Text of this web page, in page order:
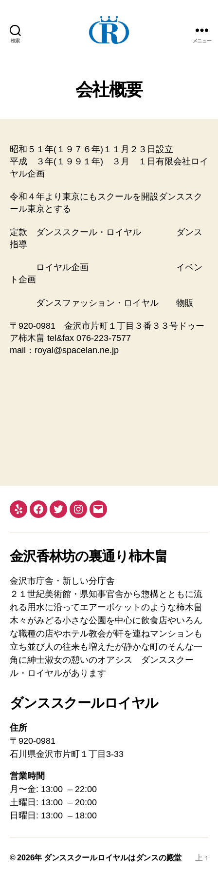
検索
ス
ク
ヤ
ル
は
ス
堂
メニュー
会社概要
昭和５１年(１９７６年)１１月２３日設立
平成 ３年(１９９１年) ３月 １日有限会社ロイ
ヤル企画
令和４年より東京にもスクールを開設ダンススク
ール東京とする
定款 ダンススクール・ロイヤル ダンス
指導
ロイヤル企画 イベン
ト企画
ダンスファッション・ロイヤル 物販
〒920-0981 金沢市片町１丁目３番３３号ドゥー
ア柿木畠 tel&fax 076-223-7577
mail：royal@spacelan.ne.jp
Yelp Facebook
TwitterInstagram
メ
金沢香林坊の裏通り柿木畠
金沢市庁舎・新しい分庁舎
２１世紀美術館・県知事官舎から惣構とともに流
れる用水に沿ってエアーポケットのような柿木畠
木々がみどる小さな公園を中心に飲食店やいろん
な職種の店やホテル教会が軒を連ねマンションも
立ち並び人の往来も増えたが静かな町のそんな一
角に紳士淑女の憩いのオアシス ダンススクー
ル・ロイヤルがあります
ダンススクールロイヤル
住所
〒920-0981
石川県金沢市片町１丁目3-33
営業時間
月〜金: 13:00 – 22:00
土曜日: 13:00 – 20:00
日曜日: 13:00 – 18:00
© 2026年 ダンススクールロイヤルはダンスの殿堂 上 ↑